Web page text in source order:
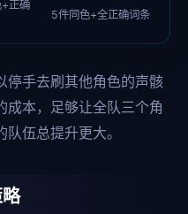
正确
5件同色+全正确词条
停手去刷其他角色的声骸
成本，足够让全队三个角
伍总提升更大。